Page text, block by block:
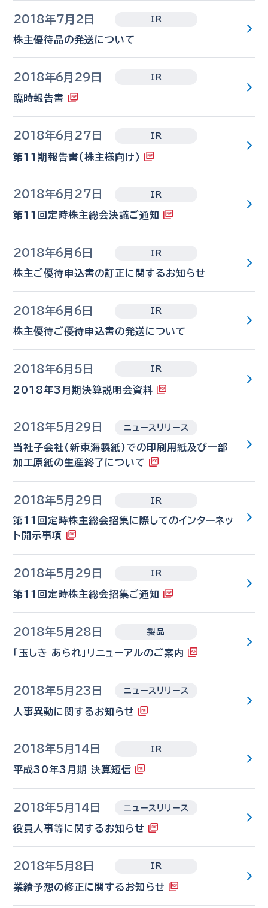
2018年7月2日 IR
株主優待品の発送について
2018年6月29日 IR
臨時報告書
2018年6月27日 IR
第11期報告書(株主様向け)
2018年6月27日 IR
第11回定時株主総会決議ご通知
2018年6月6日 IR
株主ご優待申込書の訂正に関するお知らせ
2018年6月6日 IR
株主優待ご優待申込書の発送について
2018年6月5日 IR
2018年3月期決算説明会資料
2018年5月29日 ニュースリリース
当社子会社(新東海製紙)での印刷用紙及び一部
加工原紙の生産終了について
2018年5月29日 IR
第11回定時株主総会招集に際してのインターネッ
ト開示事項
2018年5月29日 IR
第11回定時株主総会招集ご通知
2018年5月28日 製品
「玉しき あられ」リニューアルのご案内
2018年5月23日 ニュースリリース
人事異動に関するお知らせ
2018年5月14日 IR
平成30年3月期 決算短信
2018年5月14日 ニュースリリース
役員人事等に関するお知らせ
2018年5月8日 IR
業績予想の修正に関するお知らせ